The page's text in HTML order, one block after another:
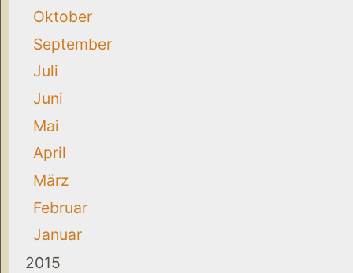
Oktober
September
Juli
Juni
Mai
April
März
Februar
Januar
2015